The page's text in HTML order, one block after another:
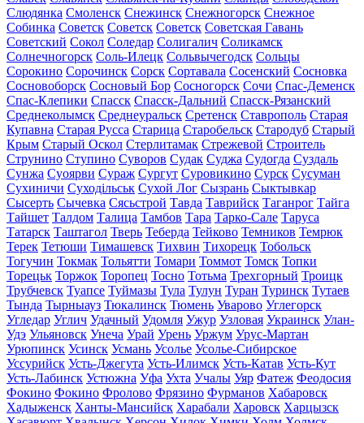
Слюдянка Смоленск Снежинск Снежногорск Снежное
Собинка Советск Советск Советск Советская Гавань
Советский Сокол Соледар Солигалич Соликамск
Солнечногорск Соль-Илецк Сольвычегодск Сольцы
Сорокино Сорочинск Сорск Сортавала Сосенский Сосновка
Сосновоборск Сосновый Бор Сосногорск Сочи Спас-Деменск
Спас-Клепики Спасск Спасск-Дальний Спасск-Рязанский
Среднеколымск Среднеуральск Сретенск Ставрополь Старая
Купавна Старая Русса Старица Старобельск Стародуб Старый
Крым Старый Оскол Стерлитамак Стрежевой Строитель
Струнино Ступино Суворов Судак Суджа Судогда Суздаль
Сунжа Суоярви Сураж Сургут Суровикино Сурск Сусуман
Сухиничи Суходільськ Сухой Лог Сызрань Сыктывкар
Сысерть Сычевка Сясьстрой Тавда Таврийск Таганрог Тайга
Тайшет Талдом Талица Тамбов Тара Тарко-Сале Таруса
Татарск Таштагол Тверь Теберда Тейково Темников Темрюк
Терек Тетюши Тимашевск Тихвин Тихорецк Тобольск
Тогучин Токмак Тольятти Томари Томмот Томск Топки
Торецьк Торжок Торопец Тосно Тотьма Трехгорный Троицк
Трубчевск Туапсе Туймазы Тула Тулун Туран Туринск Тутаев
Тында Тырныауз Тюкалинск Тюмень Уварово Углегорск
Угледар Углич Удачный Удомля Ужур Узловая Украинск Улан-
Удэ Ульяновск Унеча Урай Урень Уржум Урус-Мартан
Урюпинск Усинск Усмань Усолье Усолье-Сибирское
Уссурийск Усть-Джегута Усть-Илимск Усть-Катав Усть-Кут
Усть-Лабинск Устюжна Уфа Ухта Учалы Уяр Фатеж Феодосия
Фокино Фокино Фролово Фрязино Фурманов Хабаровск
Хадыженск Ханты-Мансийск Харабали Харовск Харцызск